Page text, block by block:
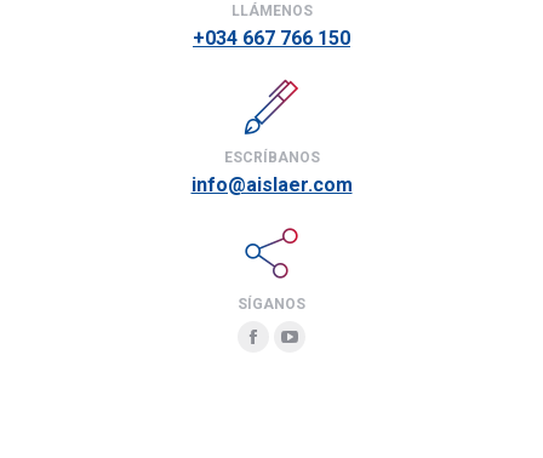
LLÁMENOS
+034 667 766 150
ESCRÍBANOS
info@aislaer.com
SÍGANOS
Facebook
YouTube